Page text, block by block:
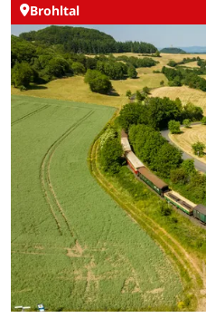
Brohltal